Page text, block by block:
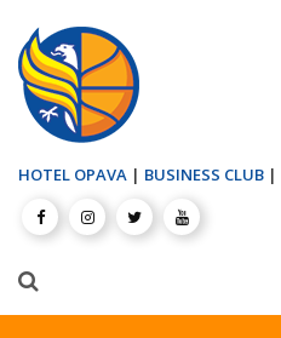
HOTEL OPAVA | BUSINESS CLUB |